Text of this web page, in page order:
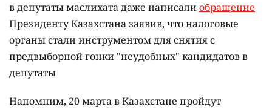
в депутаты маслихата даже написалиобращение
Президенту Казахстана заявив, что налоговые
органы стали инструментом для снятия с
предвыборной гонки "неудобных" кандидатов в
депутаты
Напомним, 20 марта в Казахстане пройдут